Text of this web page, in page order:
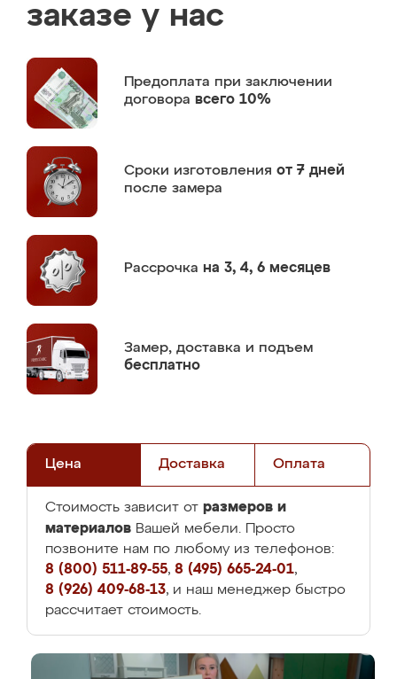
заказе у нас
Предоплата при заключении
договора всего 10%
Сроки изготовления от 7 дней
после замера
Рассрочка на 3, 4, 6 месяцев
Замер, доставка и подъем
бесплатно
Цена Доставка Оплата
Стоимость зависит от размеров и
материалов Вашей мебели. Просто
позвоните нам по любому из телефонов:
8 (800) 511-89-55, 8 (495) 665-24-01,
8 (926) 409-68-13, и наш менеджер быстро
рассчитает стоимость.